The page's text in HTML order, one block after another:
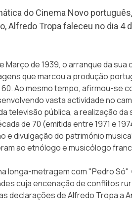
do Cinema Novo
Alfredo Tropa faleceu no dia 4
Março de 1939, o arranque da
que marcou a produção
Ao mesmo tempo, afirmou-se
vasta actividade no
televisão pública, a realização da
de 70 (emitida entre 1971 e
e divulgação do património
ao etnólogo e musicólogo
longa-metragem com "Pedro Só"
cuja encenação de conflitos
declarações de Alfredo Tropa a